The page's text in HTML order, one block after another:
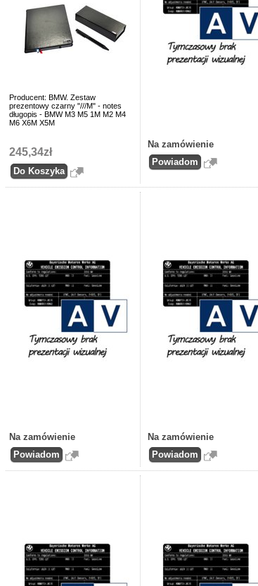
Producent: BMW. Zestaw
prezentowy czarny "///M" - notes
długopis - BMW M3 M5 1M M2 M4
M6 X6M X5M
245,34zł
Na zamówienie
Na zamówienie Na zamówienie